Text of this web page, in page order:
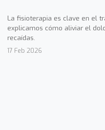
La fisioterapia es clave en el
explicamos cómo aliviar el
recaídas.
17 Feb 2026